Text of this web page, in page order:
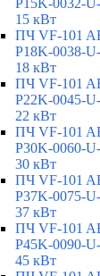
P15K-0032-
15 кВт
ПЧ VF-101
P18K-0038-
18 кВт
ПЧ VF-101
P22K-0045-
22 кВт
ПЧ VF-101
P30K-0060-
30 кВт
ПЧ VF-101
P37K-0075-
37 кВт
ПЧ VF-101
P45K-0090-
45 кВт